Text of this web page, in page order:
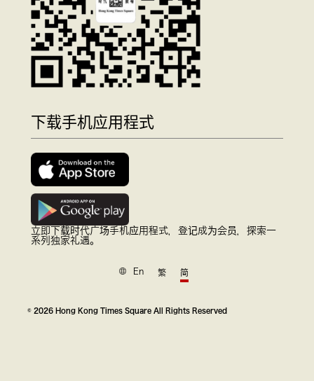
下载手机应用程式
立即下载时代广场手机应用程式，登记成为会员，探索一
系列独家礼遇。
En 繁 简
© 2026 Hong Kong Times Square All Rights Reserved